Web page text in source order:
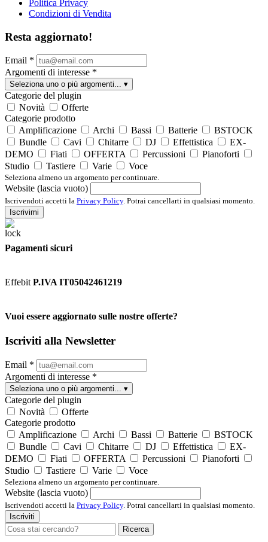
Politica Privacy
Condizioni di Vendita
Resta aggiornato!
Email *
Argomenti di interesse *
Seleziona uno o più argomenti... ▾
Categorie del plugin
Novità
Offerte
Categorie prodotto
Amplificazione
Archi Bassi Batterie
BSTOCK
Bundle
Cavi Chitarre DJ Effettistica
EX-
DEMO
Fiati OFFERTA Percussioni
Pianoforti
Studio
Tastiere Varie Voce
Seleziona almeno un argomento per continuare.
Website (lascia vuoto)
Iscrivendoti accetti la Privacy Policy. Potrai cancellarti in qualsiasi momento.
Iscrivimi
Pagamenti sicuri
Effebit P.IVA IT05042461219
Vuoi essere aggiornato sulle nostre offerte?
Iscriviti alla Newsletter
Email *
Argomenti di interesse *
Seleziona uno o più argomenti... ▾
Categorie del plugin
Novità
Offerte
Categorie prodotto
Amplificazione
Archi Bassi Batterie
BSTOCK
Bundle
Cavi Chitarre DJ Effettistica
EX-
DEMO
Fiati OFFERTA Percussioni
Pianoforti
Studio
Tastiere Varie Voce
Seleziona almeno un argomento per continuare.
Website (lascia vuoto)
Iscrivendoti accetti la Privacy Policy. Potrai cancellarti in qualsiasi momento.
Iscriviti
Ricerca